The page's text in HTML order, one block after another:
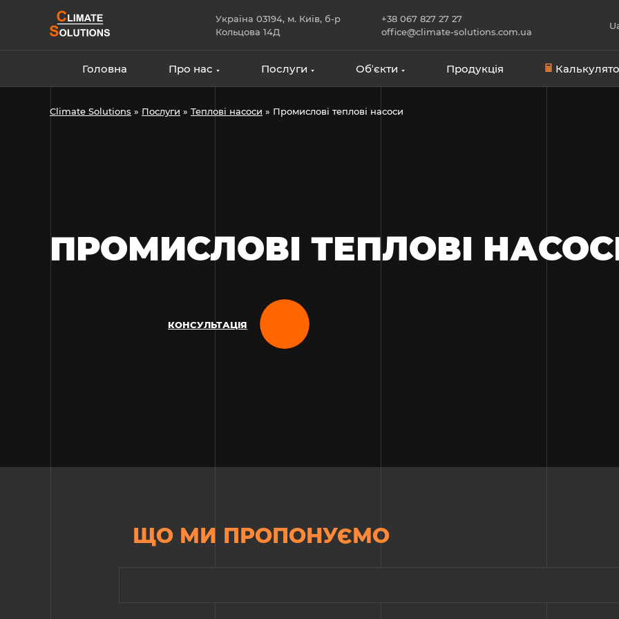
Україна 03194, м. Київ, б-р
Кольцова 14Д
+38 067 827 27 27
office@climate-solutions.com.ua
Головна Про нас Послуги Обʼєкти Продукція
Climate Solutions » Послуги » Теплові насоси » Промислові теплові насоси
ПРОМИСЛОВІ ТЕПЛОВІ
КОНСУЛЬТАЦІЯ
ЩО МИ ПРОПОНУЄМО